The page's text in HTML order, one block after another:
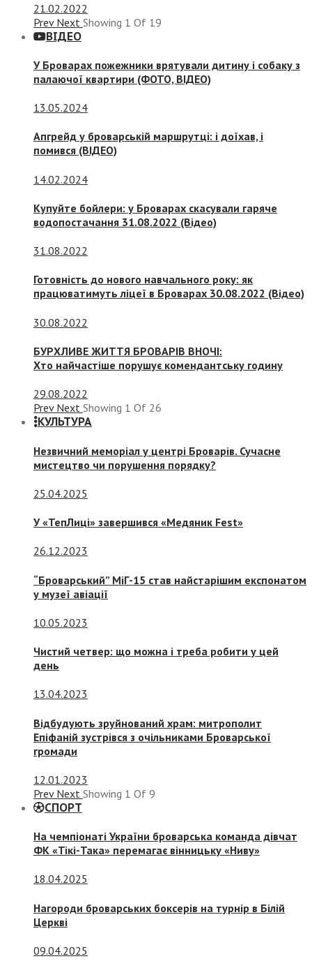
21.02.2022
Prev Next Showing 1 Of 19
ВІДЕО
У Броварах пожежники врятували дитину і собаку з
палаючої квартири (ФОТО, ВІДЕО)
13.05.2024
Апгрейд у броварській маршрутці: і доїхав, і
помився (ВІДЕО)
14.02.2024
Купуйте бойлери: у Броварах скасували гаряче
водопостачання 31.08.2022 (Відео)
31.08.2022
Готовність до нового навчального року: як
працюватимуть ліцеї в Броварах 30.08.2022 (Відео)
30.08.2022
БУРХЛИВЕ ЖИТТЯ БРОВАРІВ ВНОЧІ:
Хто найчастіше порушує комендантську годину
29.08.2022
Prev Next Showing 1 Of 26
КУЛЬТУРА
Незвичний меморіал у центрі Броварів. Сучасне
мистецтво чи порушення порядку?
25.04.2025
У «ТепЛиці» завершився «Медяник Fest»
26.12.2023
“Броварський” МіГ-15 став найстарішим експонатом
у музеї авіації
10.05.2023
Чистий четвер: що можна і треба робити у цей
день
13.04.2023
Відбудують зруйнований храм: митрополит
Епіфаній зустрівся з очільниками Броварської
громади
12.01.2023
Prev Next Showing 1 Of 9
СПОРТ
На чемпіонаті України броварська команда дівчат
ФК «Тікі-Така» перемагає вінницьку «Ниву»
18.04.2025
Нагороди броварських боксерів на турнір в Білій
Церкві
09.04.2025